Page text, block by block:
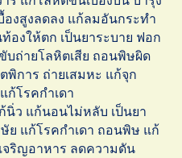
งสูงลดลง แก้ลมอันกระทำ
องให้ตก เป็นยาระบาย ฟอก
บถ่ายโลหิตเสีย ถอนพิษผิด
พิการ ถ่ายเสมหะ แก้จุก
ก้โรคกำเดา
นิ่ว แก้นอนไม่หลับ เป็นยา
ย แก้โรคกำเดา ถอนพิษ แก้
จริญอาหาร ลดความดัน